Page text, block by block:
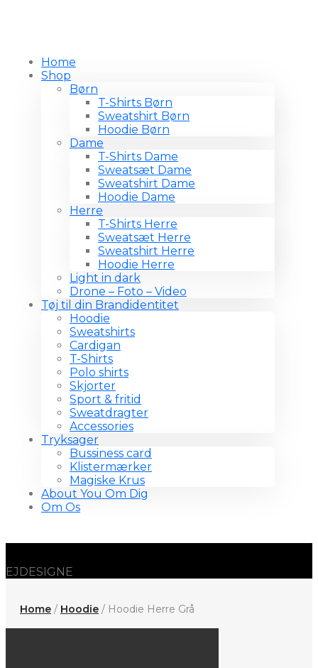
Home
Shop
Børn
T-Shirts Børn
Sweatshirt Børn
Hoodie Børn
Dame
T-Shirts Dame
Sweatsæt Dame
Sweatshirt Dame
Hoodie Dame
Herre
T-Shirts Herre
Sweatsæt Herre
Sweatshirt Herre
Hoodie Herre
Light in dark
Drone – Foto – Video
Tøj til din Brandidentitet
Hoodie
Sweatshirts
Cardigan
T-Shirts
Polo shirts
Skjorter
Sport & fritid
Sweatdragter
Accessories
Tryksager
Bussiness card
Klistermærker
Magiske Krus
About You Om Dig
Om Os
EJDESIGNE
Home / Hoodie / Hoodie Herre Grå